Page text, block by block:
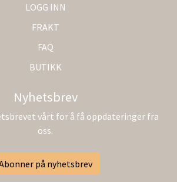
LOGG INN
FRAKT
FAQ
BUTIKK
Nyhetsbrev
vårt for å få oppdateringer fra
oss.
på nyhetsbrev